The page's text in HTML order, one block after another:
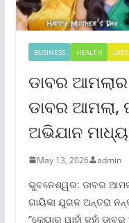
BUSINESS HEALTH
ଡାବର ଆମଲାର
ଡାବର ଆମଲା,
ଅଭିଯାନ
May 13, 2026 admin
ଭୁବନେଶ୍ୱର: ଡାବର
ଗାୟିକା ଯୁଗଳ ଅନ୍ତରା
“କେୟାର୍ ୱାହାଁ ଜହାଁ